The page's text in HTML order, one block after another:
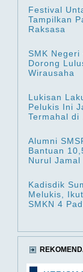
Festival
Tampilkan
Raksasa
SMK Negeri
Dorong
Wirausaha
Lukisan
Pelukis Ini
Termahal di
Alumni
Bantuan
Nurul Jamal
Kadisdik
Melukis,
SMKN 4